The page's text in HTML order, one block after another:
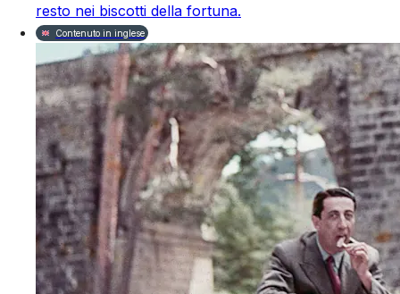
resto nei biscotti della fortuna.
Contenuto in inglese